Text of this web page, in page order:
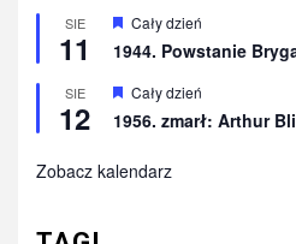
SIE
11
Wyróżnione
Cały dzień
1944. Powstanie
SIE
12
Wyróżnione
Cały dzień
1956. zmarł: Arthur
Zobacz kalendarz